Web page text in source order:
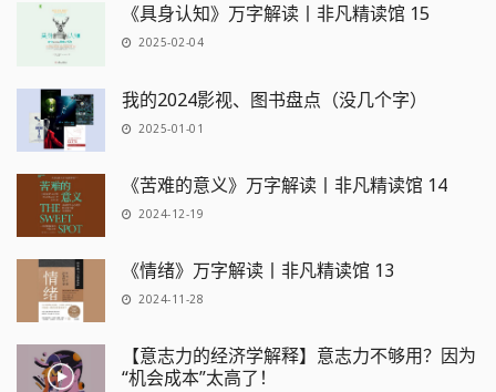
《具身认知》万字解读丨非凡精读馆 15
2025-02-04
我的2024影视、图书盘点（没几个字）
2025-01-01
《苦难的意义》万字解读丨非凡精读馆 14
2024-12-19
《情绪》万字解读丨非凡精读馆 13
2024-11-28
【意志力的经济学解释】意志力不够用？因为
“机会成本”太高了！